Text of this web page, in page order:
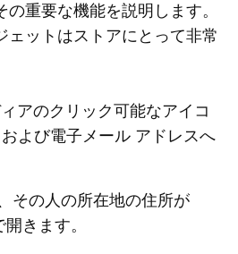
重要な機能を説明します。
ェットはストアにとって非常
アのクリック可能なアイコ
よび電子メール アドレスへ
その人の所在地の住所が
きます。